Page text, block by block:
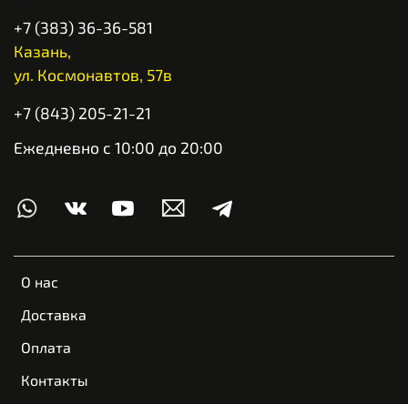
О нас
Доставка
Оплата
Контакты
+7 (383) 36-36-581
Казань,
ул. Космонавтов, 57в
+7 (843) 205-21-21
Ежедневно с 10:00 до 20:00